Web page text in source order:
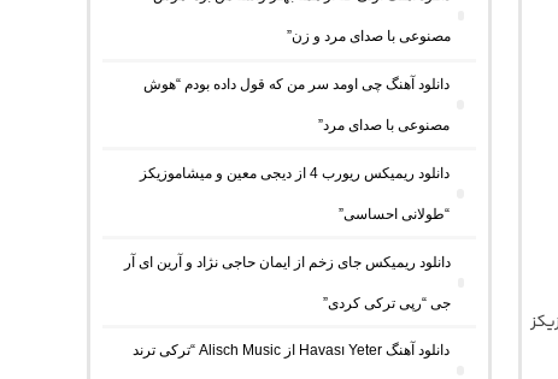
مصنوعی با صدای مرد و زن”
دانلود آهنگ چی اومد سر من که قول داده بودم “هوش
مصنوعی با صدای مرد”
دانلود ریمیکس ریورب 4 از دیجی معین و میشاموزیکز
“طولانی احساسی”
دانلود ریمیکس جای زخم از ایمان حاجی نژاد و آرین ای آر
جی “رپی ترکی کردی”
دانلود آهنگ Havası Yeter از Alisch Music “ترکی ترند